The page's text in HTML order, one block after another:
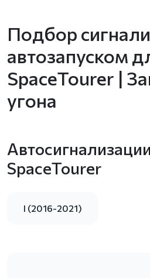
Подбор
автозапуском
SpaceTourer |
угона
SpaceTourer
I (2016-2021)